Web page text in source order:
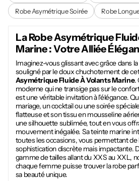
Robe Asymétrique Soirée
Robe
LaRobe Asymétrique
Marine: Votre Alliée
Imaginez-vous glissant avec grâce dans
souligné par le doux chuchotement de
Asymétrique Fluide À Volants Marine.
moderne qui ne transige pas sur le
est une véritable invitation à l'élégance.
mariage, un cocktail ou une soirée
flatteuse et son tissu en mousseline
une silhouette sublimée, tout en vous
mouvement inégalée. Sa teinte marine
toutes les occasions, vous permettant de
sophistication discrète mais impactante.
gamme de tailles allant du XXS au XXL,
chaque femme puisse trouver la robe
sa beauté unique.